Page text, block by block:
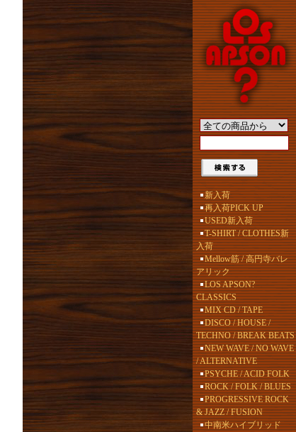
新入荷
再入荷PICK UP
USED新入荷
T-SHIRT / CLOTHES新
入荷
Mellow筋 / 高円寺バレ
アリック
LOS APSON?
CLASSICS
MIX CD / TAPE
DISCO / HOUSE /
TECHNO / BREAK BEATS
NEW WAVE / NO WAVE
/ ALTERNATIVE
PSYCHE / ACID FOLK
ROCK / FOLK / BLUES
PROGRESSIVE ROCK
& JAZZ / FUSION
中南米ハイブリッド